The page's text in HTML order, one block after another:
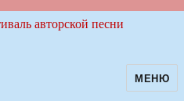
авторскойМЕНЮ